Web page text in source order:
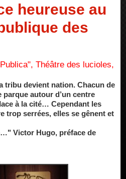
heureuse au
des
Théâtre des lucioles,
tribu devient nation. Chacun de
parque autour d’un centre
à la cité… Cependant les
trop serrées, elles se gênent et
Victor Hugo, préface de